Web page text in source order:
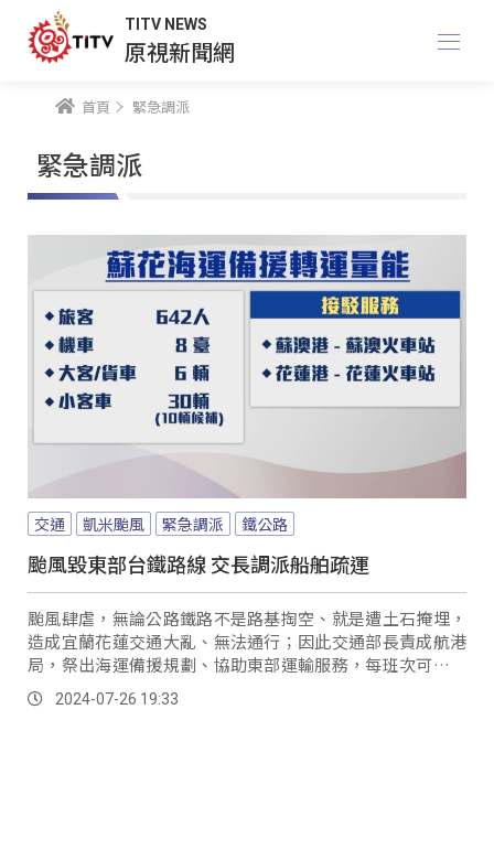
TITV NEWS
原視新聞網
首頁 緊急調派
緊急調派
交通 凱米颱風 緊急調派 鐵公路
颱風毀東部台鐵路線 交長調派船舶疏運
颱風肆虐，無論公路鐵路不是路基掏空、就是遭土石掩埋，
造成宜蘭花蓮交通大亂、無法通行；因此交通部長責成航港
局，祭出海運備援規劃、協助東部運輸服務，每班次可載運
642名旅客、30 輛的小客車等車輛轉運，並提供港口與火車
站之間的接駁服務。
2024-07-26 19:33